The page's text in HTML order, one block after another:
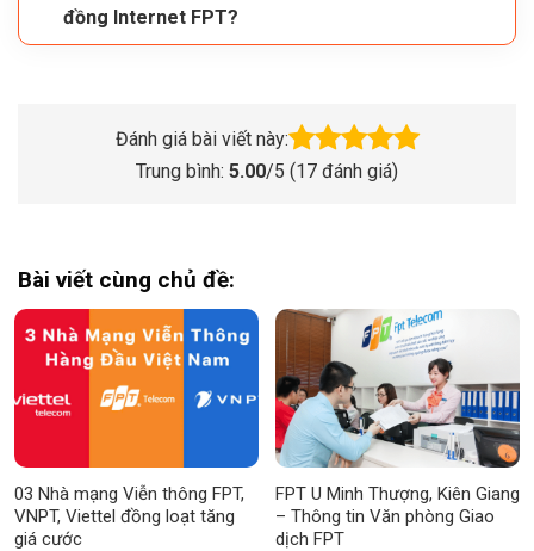
đồng Internet FPT?
Đánh giá bài viết này:
Trung bình: 5.00/5 (17 đánh giá)
Bài viết cùng chủ đề:
03 Nhà mạng Viễn thông FPT,
VNPT, Viettel đồng loạt tăng
giá cước
FPT U Minh Thượng, Kiên Giang
– Thông tin Văn phòng Giao
dịch FPT